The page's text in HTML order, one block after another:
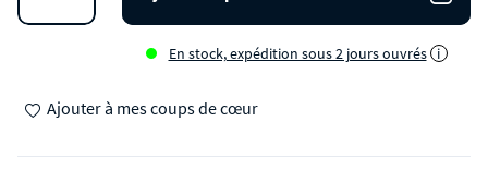
En stock, expédition sous 2 jours ouvrés i
Ajouter à mes coups de cœur